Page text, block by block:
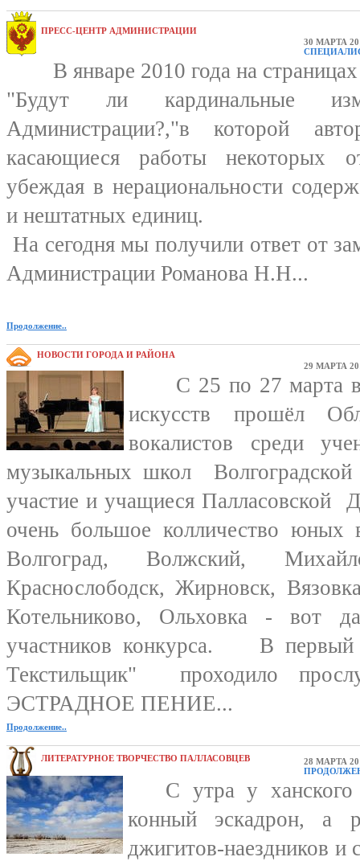
ПРЕСС-ЦЕНТР АДМИНИСТРАЦИИ
30 МАРТА
В январе 2010 года на страницах
"Будут ли кардинальные
Администрации?,"в которой
касающиеся работы некоторых
убеждая в нерациональности
и нештатных единиц.
На сегодня мы получили ответ от
Администрации Романова Н.Н...
Продолжение..
НОВОСТИ ГОРОДА И РАЙОНА
29 МАРТА
С 25 по 27 марта
искусств прошёл
вокалистов среди
музыкальных школ
участие и учащиеся
очень большое колличество
Волгоград, Волжский,
Краснослободск, Жирновск,
Котельниково, Ольховка - вот
участников конкурса. В
Текстильщик" проходило
ЭСТРАДНОЕ ПЕНИЕ...
Продолжение..
ЛИТЕРАТУРНОЕ ТВОРЧЕСТВО ПАЛЛАСОВЦЕВ
28 МАРТА
С утра у ханского
конный эскадрон, а
джигитов-наездников и